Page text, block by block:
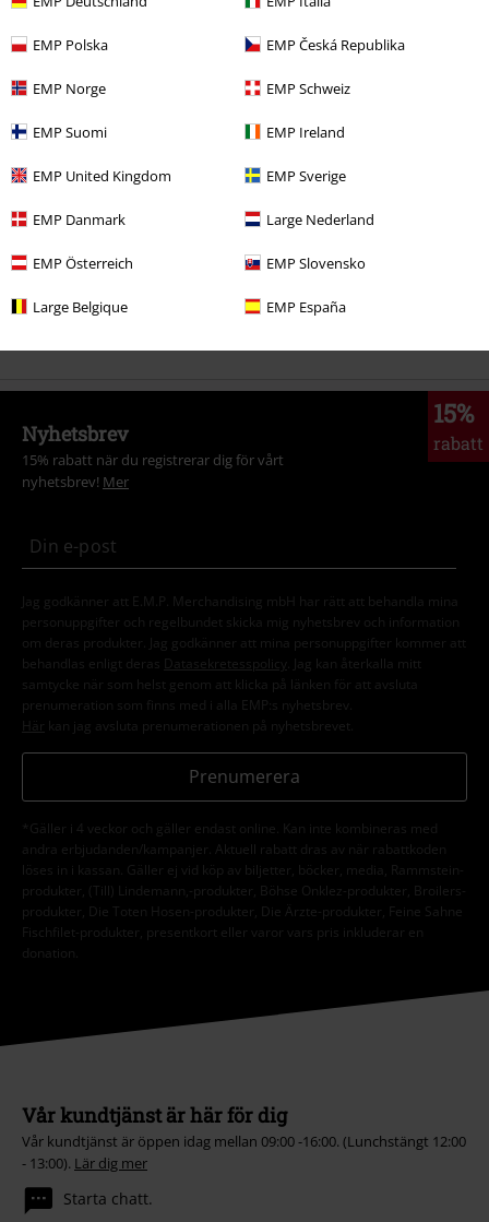
EMP Polska EMP Česká Republika
EMP Norge EMP Schweiz
EMP Suomi EMP Ireland
EMP United Kingdom EMP Sverige
EMP Danmark Large Nederland
EMP Österreich EMP Slovensko
Large Belgique EMP España
Plusstorlekar
Kläder & accessoarer Byxor Jeans
Kläder Byxor Långbyxor
Kläder Byxor Jeans
Teman Basplagg
15%
rabatt
Nyhetsbrev
15% rabatt när du registrerar dig för vårt
nyhetsbrev! Mer
Jag godkänner att E.M.P. Merchandising mbH har rätt att behandla mina
personuppgifter och regelbundet skicka mig nyhetsbrev och information
om deras produkter. Jag godkänner att mina personuppgifter kommer att
behandlas enligt deras
Datasekretesspolicy
. Jag kan återkalla mitt
samtycke när som helst genom att klicka på länken för att avsluta
prenumeration som finns med i alla EMP:s nyhetsbrev.
Här kan jag avsluta prenumerationen på nyhetsbrevet.
Prenumerera
*Gäller i 4 veckor och gäller endast online. Kan inte kombineras med
andra erbjudanden/kampanjer. Aktuell rabatt dras av när rabattkoden
löses in i kassan. Gäller ej vid köp av biljetter, böcker, media, Rammstein-
produkter, (Till) Lindemann,-produkter, Böhse Onklez-produkter, Broilers-
produkter, Die Toten Hosen-produkter, Die Ärzte-produkter, Feine Sahne
Fischfilet-produkter, presentkort eller varor vars pris inkluderar en
donation.
Vår kundtjänst är här för dig
Vår kundtjänst är öppen idag mellan 09:00 -16:00. (Lunchstängt 12:00
- 13:00). Lär dig mer
Starta chatt.